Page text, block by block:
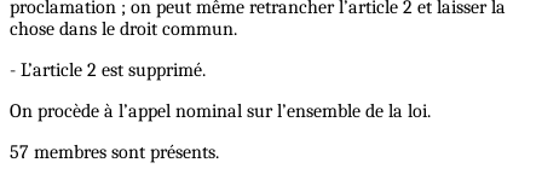
proclamation ; on peut même retrancher l’article 2 et laisser la
chose dans le droit commun.
- L’article 2 est supprimé.
On procède à l’appel nominal sur l’ensemble de la loi.
57 membres sont présents.